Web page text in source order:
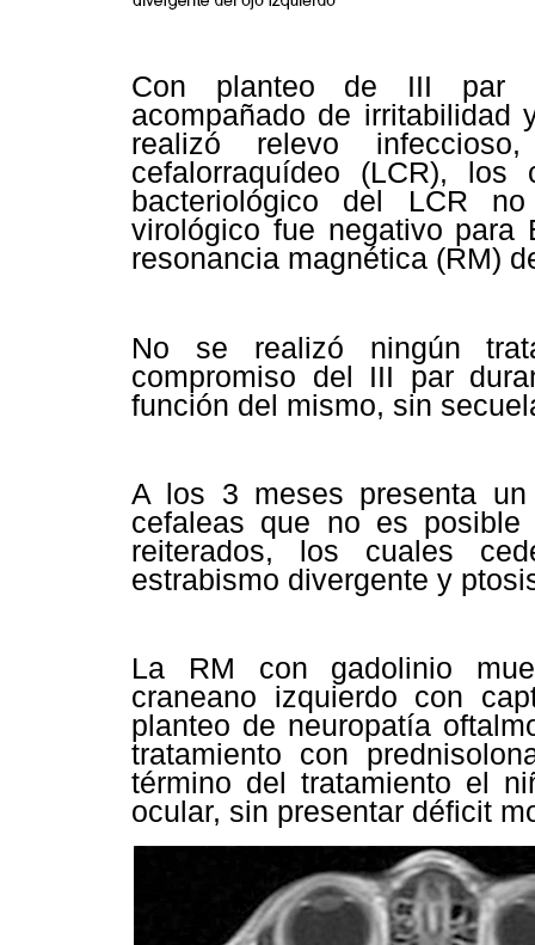
Con planteo de III par
acompañado de irritabilidad
realizó relevo
cefalorraquídeo (LCR),
bacteriológico del LCR
virológico fue negativo para
resonancia magnética (RM)
No se realizó ningún
compromiso del III par
función del mismo, sin
A los 3 meses presenta
cefaleas que no es
reiterados, los cuales
estrabismo divergente y
La RM con gadolinio
craneano izquierdo con
planteo de neuropatía
tratamiento con
término del tratamiento el
ocular, sin presentar déficit